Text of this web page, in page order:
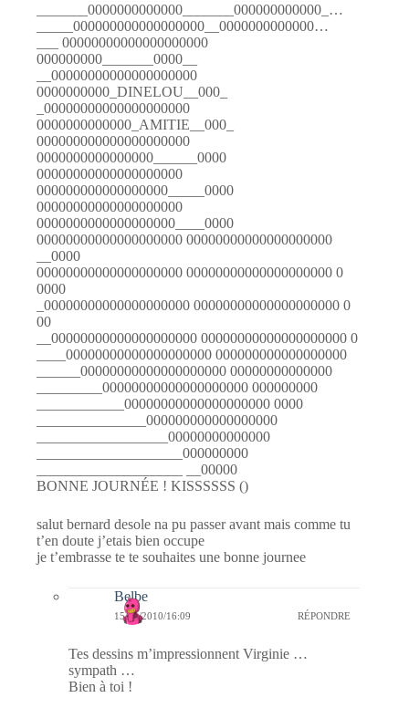
_______0000000000000_______000000000000_…
_____000000000000000000__0000000000000…
___ 00000000000000000000
000000000_______0000__
__00000000000000000000
0000000000_DINELOU__000_
_00000000000000000000
0000000000000_AMITIE__000_
000000000000000000000
0000000000000000______0000
00000000000000000000
000000000000000000_____0000
00000000000000000000
0000000000000000000____0000
00000000000000000000 00000000000000000000
__0000
00000000000000000000 00000000000000000000 0
0000
_00000000000000000000 00000000000000000000 0
00
__00000000000000000000 00000000000000000000 0
____00000000000000000000 000000000000000000
______00000000000000000000 00000000000000
_________00000000000000000000 000000000
____________00000000000000000000 0000
_______________000000000000000000
__________________00000000000000
____________________000000000
____________________ __00000
BONNE JOURNÉE ! KISSSSSS ()
salut bernard desole na pu passer avant mais comme tu
t’en doute j’etais bien occupe
je t’embrasse te te souhaites une bonne journee
Belbe
15/01/2010/16:09 RÉPONDRE
Tes dessins m’impressionnent Virginie …
sympath …
Bien à toi !